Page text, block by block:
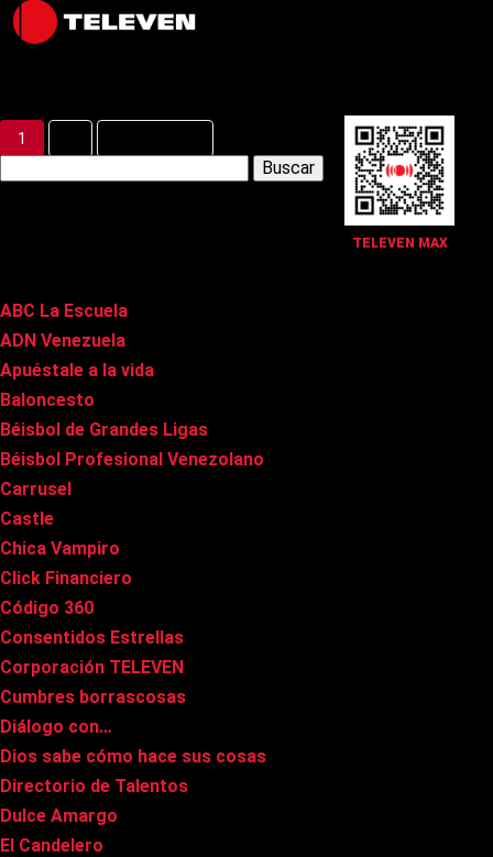
TELEVEN MAX
Latest Posts
1
ABC La Escuela
ADN Venezuela
Apuéstale a la vida
Baloncesto
Béisbol de Grandes Ligas
Béisbol Profesional Venezolano
Carrusel
Castle
Chica Vampiro
Click Financiero
Código 360
Consentidos Estrellas
Corporación TELEVEN
Cumbres borrascosas
Diálogo con…
Dios sabe cómo hace sus cosas
Directorio de Talentos
Dulce Amargo
El Candelero